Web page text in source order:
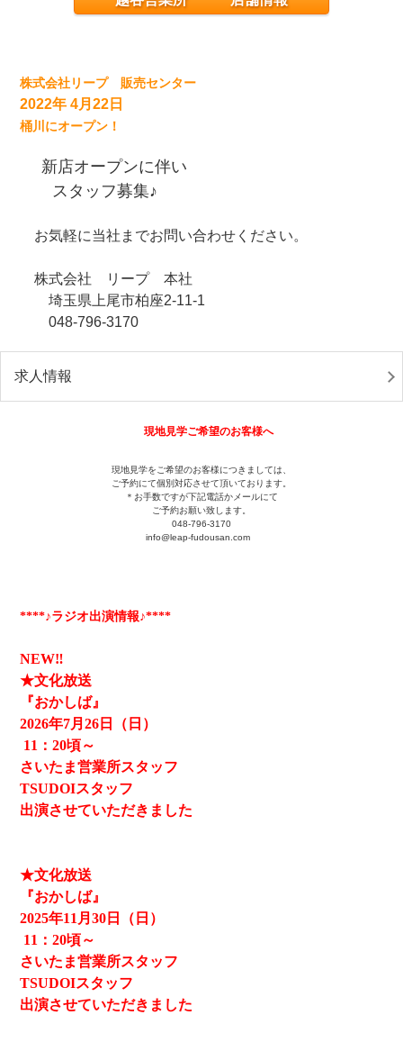
株式会社リープ 販売センター
2022年 4月22日
桶川にオープン！
新店オープンに伴い
スタッフ募集♪
お気軽に当社までお問い合わせください。
株式会社 リープ 本社
埼玉県上尾市柏座2-11-1
048-796-3170
求人情報
現地見学ご希望のお客様へ
現地見学をご希望のお客様につきましては、
ご予約にて個別対応させて頂いております。
＊お手数ですが下記電話かメールにて
ご予約お願い致します。
048-796-3170
info@leap-fudousan.com
****♪ラジオ出演情報♪****
NEW‼
★文化放送
『おかしば』
2026年7月26日（日）
11 ：20頃～
さいたま営業所スタッフ
TSUDOIスタッフ
出演させていただきました
★文化放送
『おかしば』
2025年11月30日（日）
11 ：20頃～
さいたま営業所スタッフ
TSUDOIスタッフ
出演させていただきました